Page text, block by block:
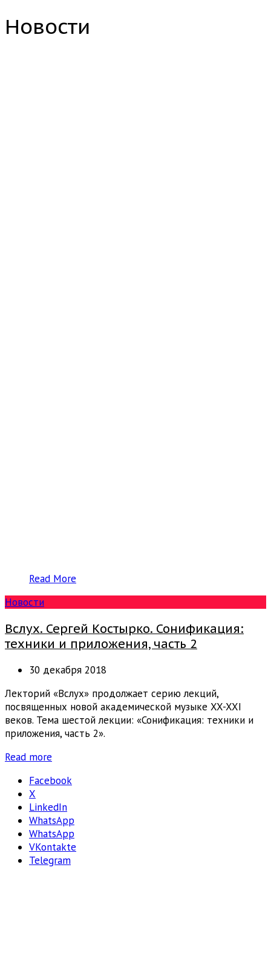
Новости
Read More
Новости
Вслух. Сергей Костырко. Сонификация:
техники и приложения, часть 2
30 декабря 2018
Лекторий «Вслух» продолжает серию лекций,
посвященных новой академической музыке XX-XXI
веков. Тема шестой лекции: «Сонификация: техники и
приложения, часть 2».
Read more
Facebook
X
LinkedIn
WhatsApp
WhatsApp
VKontakte
Telegram